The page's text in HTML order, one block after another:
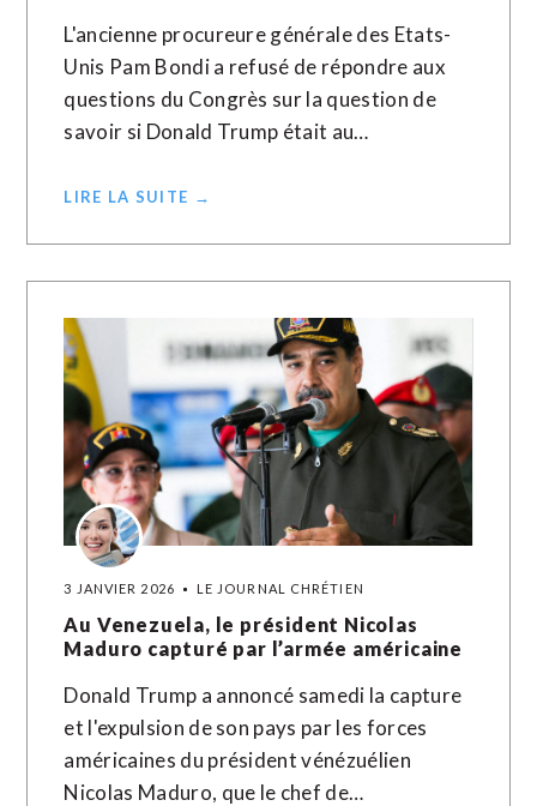
L'ancienne procureure générale des Etats-
Unis Pam Bondi a refusé de répondre aux
questions du Congrès sur la question de
savoir si Donald Trump était au…
LIRE LA SUITE →
3 JANVIER 2026 LE JOURNAL CHRÉTIEN
Au Venezuela, le président Nicolas
Maduro capturé par l’armée américaine
Donald Trump a annoncé samedi la capture
et l'expulsion de son pays par les forces
américaines du président vénézuélien
Nicolas Maduro, que le chef de…